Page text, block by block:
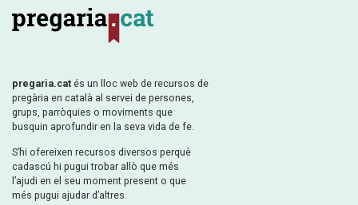
pregaria.cat és un lloc web de recursos de
pregària en català al servei de persones,
grups, parròquies o moviments que
busquin aprofundir en la seva vida de fe.
S’hi ofereixen recursos diversos perquè
cadascú hi pugui trobar allò que més
l’ajudi en el seu moment present o que
més pugui ajudar d’altres.